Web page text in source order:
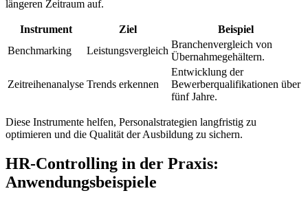
längeren Zeitraum auf.
Instrument Ziel
Beispiel
Benchmarking
Leistungsvergleich
Branchenvergleich von
Übernahmegehältern.
Zeitreihenanalyse Trends erkennen
Entwicklung der
Bewerberqualifikationen über
fünf Jahre.
Diese Instrumente helfen, Personalstrategien langfristig zu
optimieren und die Qualität der Ausbildung zu sichern.
HR-Controlling in der Praxis:
Anwendungsbeispiele